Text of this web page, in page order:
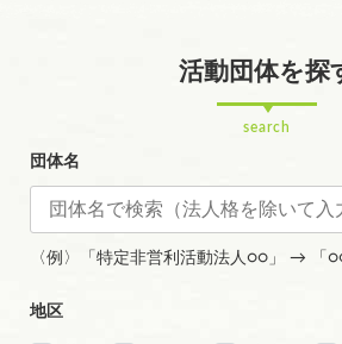
活動団体を探
search
団体名
〈例〉「特定非営利活動法人○○」 → 「
地区